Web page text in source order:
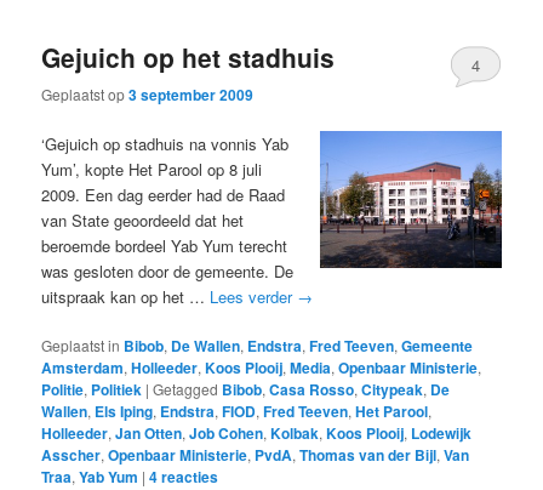
Gejuich op het stadhuis
Geplaatst op3 september 2009
4
‘Gejuich op stadhuis na vonnis Yab
Yum’, kopte Het Parool op 8 juli
2009. Een dag eerder had de Raad
van State geoordeeld dat het
beroemde bordeel Yab Yum terecht
was gesloten door de gemeente. De
uitspraak kan op het … Lees verder →
Geplaatst in Bibob, De Wallen, Endstra,Fred Teeven,Gemeente
Amsterdam,Holleeder,Koos Plooij,Media,Openbaar Ministerie,
Politie, Politiek |Getagged Bibob,Casa Rosso,Citypeak, De
Wallen, Els Iping, Endstra,FIOD,Fred Teeven,Het Parool,
Holleeder,Jan Otten,Job Cohen,Kolbak,Koos Plooij, Lodewijk
Asscher,Openbaar Ministerie, PvdA,Thomas van der Bijl,Van
Traa,Yab Yum |4reacties